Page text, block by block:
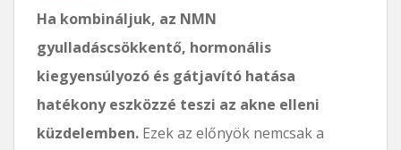
Ha kombináljuk, az NMN
gyulladáscsökkentő, hormonális
kiegyensúlyozó és gátjavító hatása
hatékony eszközzé teszi az akne elleni
küzdelemben. Ezek az előnyök nemcsak a